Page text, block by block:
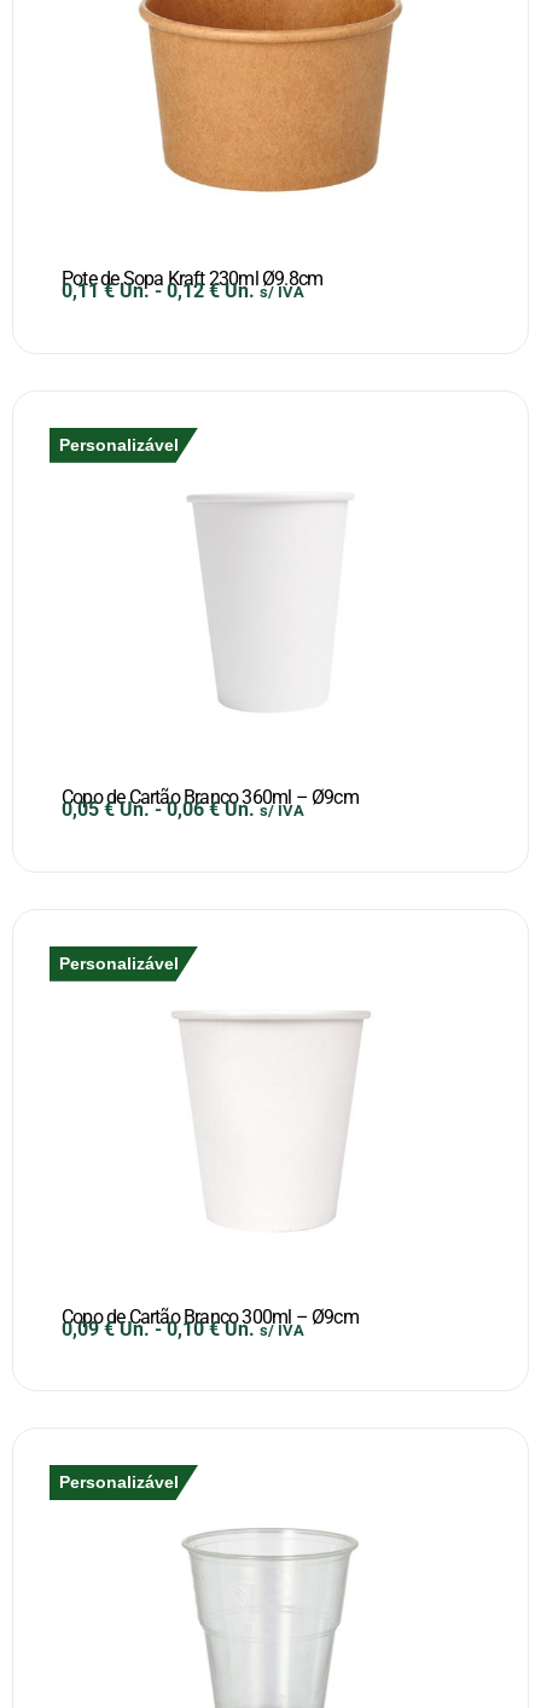
Pote de Sopa Kraft 230ml Ø9.8cm
0,11€ Un.-0,12€ Un. s/ IVA
Personalizável
Copo de Cartão Branco 360ml – Ø9cm
0,05€ Un.-0,06€ Un. s/ IVA
Personalizável
Copo de Cartão Branco 300ml – Ø9cm
0,09€ Un.-0,10€ Un. s/ IVA
Personalizável